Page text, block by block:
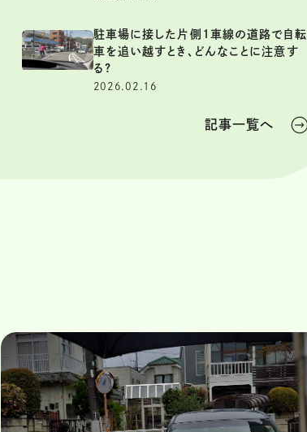
駐車場に接した片側1車線の道路で自転
車を追い越すとき、どんなことに注意す
る?
2026.02.16
記事一覧へ